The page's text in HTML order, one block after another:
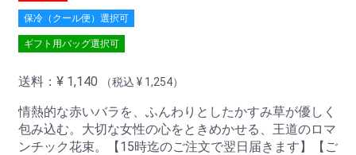
保冷（クール便）選択可
ギフト用バッグ選択可
送料： ¥ 1,140 （税込 ¥ 1,254）
情熱的な赤いバラを、ふんわりとしたかすみ草が優しく
包み込む。大切な女性の心をときめかせる、王道のロマ
ンチック花束。【15時迄のご注文で翌日届きます】【ご